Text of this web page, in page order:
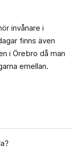
invånare i
finns även
i Örebro då man
emellan.